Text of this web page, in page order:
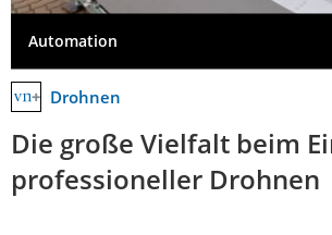
Automation
Drohnen
Die große Vielfalt beim
professioneller Drohnen